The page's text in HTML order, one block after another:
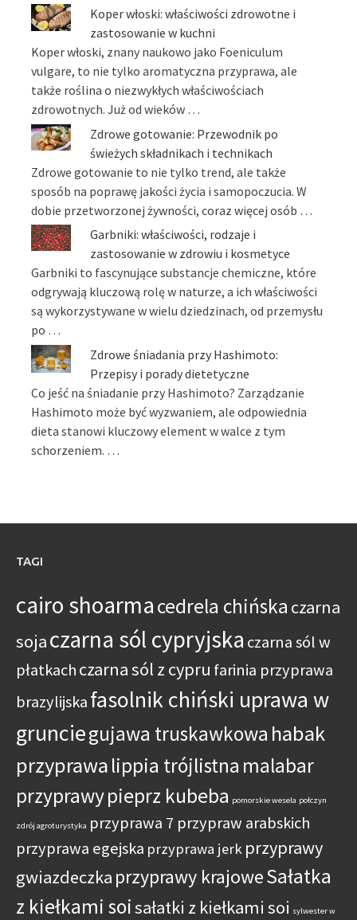
Koper włoski: właściwości zdrowotne i
zastosowanie w kuchni
Koper włoski, znany naukowo jako Foeniculum
vulgare, to nie tylko aromatyczna przyprawa, ale
także roślina o niezwykłych właściwościach
zdrowotnych. Już od wieków …
Zdrowe gotowanie: Przewodnik po
świeżych składnikach i technikach
Zdrowe gotowanie to nie tylko trend, ale także
sposób na poprawę jakości życia i samopoczucia. W
dobie przetworzonej żywności, coraz więcej osób …
Garbniki: właściwości, rodzaje i
zastosowanie w zdrowiu i kosmetyce
Garbniki to fascynujące substancje chemiczne, które
odgrywają kluczową rolę w naturze, a ich właściwości
są wykorzystywane w wielu dziedzinach, od przemysłu
po …
Zdrowe śniadania przy Hashimoto:
Przepisy i porady dietetyczne
Co jeść na śniadanie przy Hashimoto? Zarządzanie
Hashimoto może być wyzwaniem, ale odpowiednia
dieta stanowi kluczowy element w walce z tym
schorzeniem. …
TAGI
cairo shoarmacedrela chińska czarna
sojaczarna sól cypryjska czarna sól w
płatkachczarna sól z cypru farinia przyprawa
brazylijskafasolnik chiński uprawa w
grunciegujawa truskawkowa habak
przyprawalippia trójlistna malabar
przyprawypieprz kubeba pomorskie wesela połczyn
zdrój agroturystyka przyprawa 7 przypraw arabskich
przyprawa egejska przyprawa jerk przyprawy
gwiazdeczka przyprawy krajoweSałatka
z kiełkami soisałatki z kiełkami soi sylwester w